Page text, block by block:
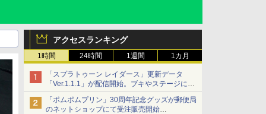
アクセスランキング
1時間 24時間 1週間 1カ月
「スプラトゥーン レイダース」更新データ
「Ver.1.1.1」が配信開始。ブキやステージに関
する不具合を修正
「ポムポムプリン」30周年記念グッズが郵便局
のネットショップにて受注販売開始